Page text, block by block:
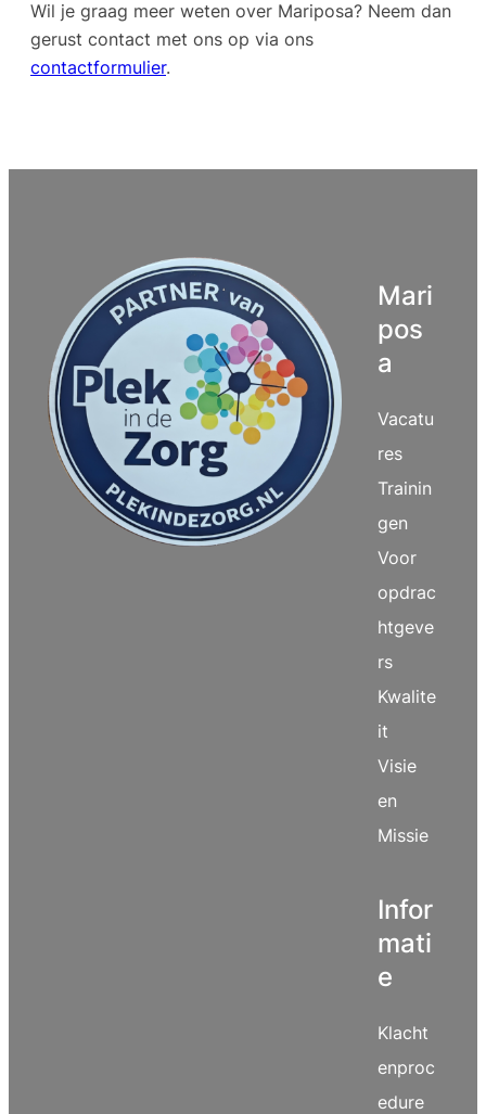
Wil je graag meer weten over Mariposa? Neem dan
gerust contact met ons op via ons
contactformulier.
Mari
pos
a
Vacatu
res
Trainin
gen
Voor
opdrac
htgeve
rs
Kwalite
it
Visie
en
Missie
Infor
mati
e
Klacht
enproc
edure